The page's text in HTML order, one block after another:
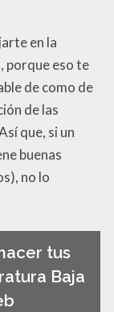
en la
porque eso te
de como de
de las
que, si un
buenas
no lo
tus
Baja